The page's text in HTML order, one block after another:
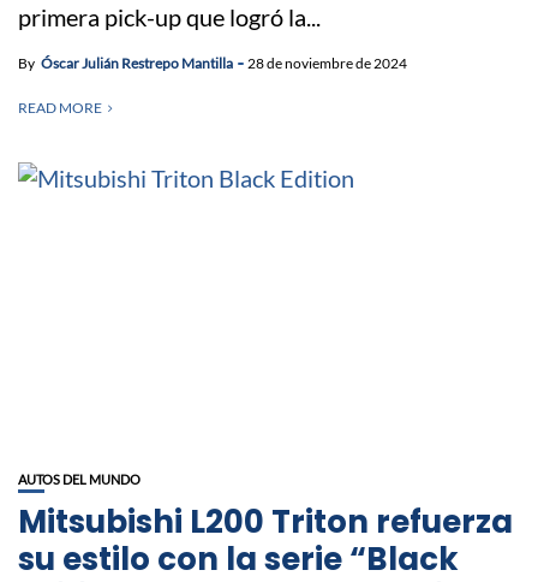
primera pick-up que logró la...
By Óscar Julián Restrepo Mantilla 28 de noviembre de 2024
READ MORE
AUTOS DEL MUNDO
Mitsubishi L200 Triton refuerza
su estilo con la serie “Black